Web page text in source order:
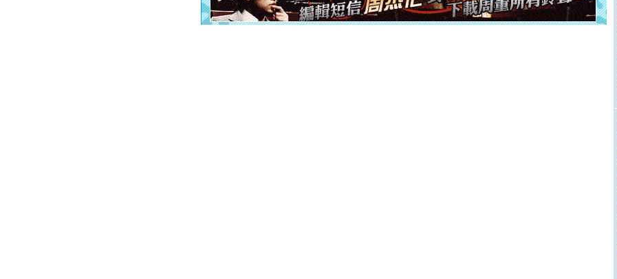
[元旦]当我狠下心扭头离去那一刻，你在我身后无助地哭
泣，这痛楚让我明白我多么爱你。我转身抱住你：这猪不